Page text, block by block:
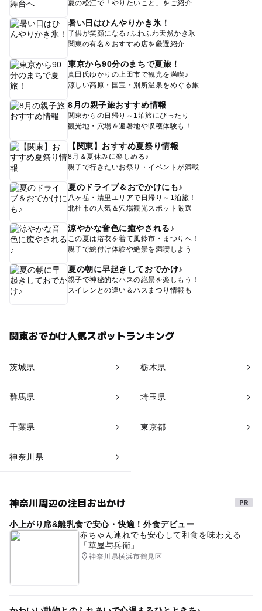
夏の松江で「やりたいこと」をご紹介
暑い日はひんやりかき氷！
子供が笑顔になる♪ふわふわ天然かき氷
関東の有名＆おすすめ店を厳選紹介
東京から90分のまちで夏旅！
真田氏ゆかりの上田市で観光を満喫♪
涼しい高原・国宝・別所温泉をめぐる旅
8月の親子旅おすすめ情報
関東からの日帰り～1泊旅にぴったり
観光地・穴場＆避暑地や収穫体験も！
【関東】おすすめ夏祭り情報
8月＆夏休みに楽しめる♪
親子で行きたいお祭り・イベントが満載
夏のドライブ＆おでかけにも♪
八ヶ岳・清里エリアで日帰り～1泊旅！
北杜市の人気＆穴場観光スポット厳選
涼やかな音色に癒やされる♪
この夏は浴衣を着て風鈴市・まつりへ！
親子で絵付け体験や絶景を満喫しよう
夏の朝に早起きしておでかけ♪
親子で神秘的なハスの絶景を楽しもう！
スイレンとの違い＆ハスまつり情報も
関東おでかけ人気スポットランキング
茨城県 栃木県
群馬県 埼玉県
千葉県 東京都
神奈川県
神奈川周辺の注目お出かけ
小上がり席&離乳食で安心・快適！外食デビュー
赤ちゃん連れでも安心して和食を味わえる
「華屋与兵衛」
神奈川県横浜市鶴見区